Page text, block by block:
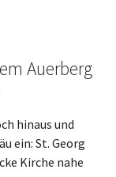
Auerberg
hinaus und
ein: St. Georg
Kirche nahe